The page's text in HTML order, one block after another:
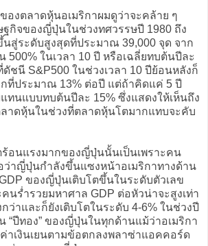
องตลาดหุ้นอเมริกาผมดูว่าจะคล้าย ๆ
กิจของญี่ปุ่นในช่วงทศวรรษปี 1980 ถึง
สู่ระดับสูงสุดที่ประมาณ 39,000 จุด จาก
500% ในเวลา 10 ปี หรือเฉลี่ยทบต้นปีละ
ชนี S&P500 ในช่วงเวลา 10 ปีย้อนหลังก็
ที่ประมาณ 13% ต่อปี แต่ถ้าคิดแค่ 5 ปี
ทนแบบทบต้นปีละ 15% ซึ่งแสดงให้เห็นถึง
าดหุ้นในช่วงที่ตลาดหุ้นโตมากแทบจะคับ
ร้อนแรงมากของญี่ปุ่นนั้นเป็นเพราะคน
ว่าญี่ปุ่นกำลังขึ้นแซงหน้าอเมริกาทางด้าน
ของญี่ปุ่นเติบโตขึ้นในระดับตัวเลข
นร่ำรวยมหาศาล GDP ต่อหัวน่าจะสูงเท่า
ว่าและก็ยังเติบโตในระดับ 4-6% ในช่วงปี
“ปีทอง” ของญี่ปุ่นในทุกด้านแม้ว่าอเมริกา
าเงินเยนตามข้อตกลงพลาซ่าแอคคอร์ด